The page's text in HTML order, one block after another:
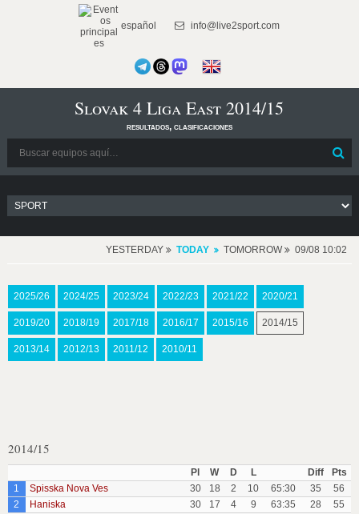
español info@live2sport.com
Slovak 4 Liga East 2014/15
resultados, clasificaciones
YESTERDAY TODAY TOMORROW 09/08 10:02
2025/26 2024/25 2023/24 2022/23 2021/22 2020/21
2019/20 2018/19 2017/18 2016/17 2015/16 2014/15
2013/14 2012/13 2011/12 2010/11
2014/15
Pl W D L Diff
Pts
1
Spisska Nova Ves 30 18 2 10 65:30 35
56
2
Haniska 30 17 4 9 63:35 28
55